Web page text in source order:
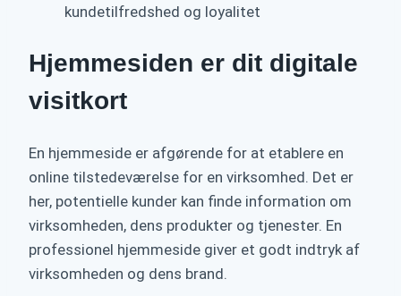
kundetilfredshed og loyalitet
Hjemmesiden er dit digitale
visitkort
En hjemmeside er afgørende for at etablere en
online tilstedeværelse for en virksomhed. Det er
her, potentielle kunder kan finde information om
virksomheden, dens produkter og tjenester. En
professionel hjemmeside giver et godt indtryk af
virksomheden og dens brand.